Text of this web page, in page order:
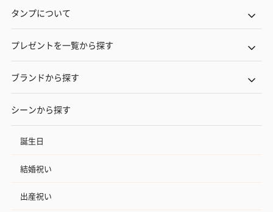
タンプについて
プレゼントを一覧から探す
ブランドから探す
シーンから探す
誕生日
結婚祝い
出産祝い